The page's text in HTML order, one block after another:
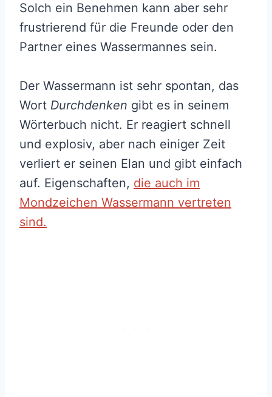
Solch ein Benehmen kann aber sehr
frustrierend für die Freunde oder den
Partner eines Wassermannes sein.
Der Wassermann ist sehr spontan, das
Wort Durchdenken gibt es in seinem
Wörterbuch nicht. Er reagiert schnell
und explosiv, aber nach einiger Zeit
verliert er seinen Elan und gibt einfach
auf. Eigenschaften, die auch im
Mondzeichen Wassermann vertreten
sind.